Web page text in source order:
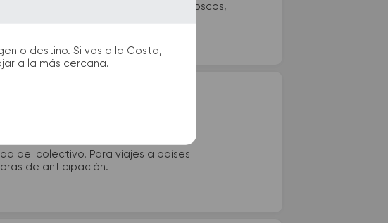
o destino. Si vas a la Costa,
a la más cercana.
de bus podrás encontrar kioscos,
y el arribo durante tu viaje.
del colectivo. Para viajes a países
de anticipación.